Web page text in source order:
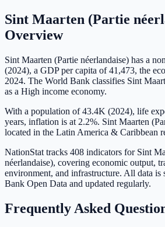
Sint Maarten (Partie
Overview
Sint Maarten (Partie néerlandaise) has a
(2024), a GDP per capita of 41,473, the
2024. The World Bank classifies Sint
as a High income economy.
With a population of 43.4K (2024), life
years, inflation is at 2.2%. Sint Maarten
located in the Latin America & Caribbean
NationStat tracks 408 indicators for Sint
néerlandaise), covering economic output,
environment, and infrastructure. All data is
Bank Open Data and updated regularly.
Frequently Asked